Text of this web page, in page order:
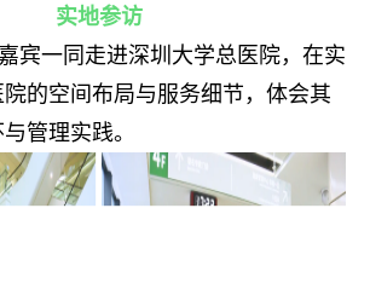
实地参访
一同走进深圳大学总医院，在实
的空间布局与服务细节，体会其
管理实践。